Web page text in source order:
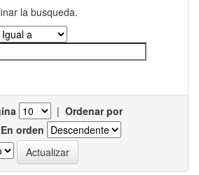
la busqueda.
| Ordenar por
En orden